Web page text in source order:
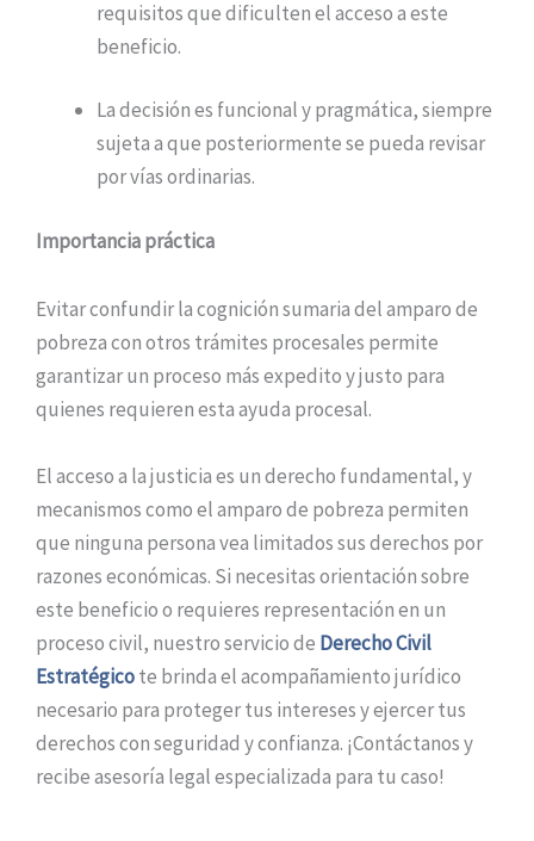
requisitos que dificulten el acceso a este
beneficio.
La decisión es funcional y pragmática, siempre
sujeta a que posteriormente se pueda revisar
por vías ordinarias.
Importancia práctica
Evitar confundir la cognición sumaria del amparo de
pobreza con otros trámites procesales permite
garantizar un proceso más expedito y justo para
quienes requieren esta ayuda procesal.
El acceso a la justicia es un derecho fundamental, y
mecanismos como el amparo de pobreza permiten
que ninguna persona vea limitados sus derechos por
razones económicas. Si necesitas orientación sobre
este beneficio o requieres representación en un
proceso civil, nuestro servicio de Derecho Civil
Estratégicote brinda el acompañamiento jurídico
necesario para proteger tus intereses y ejercer tus
derechos con seguridad y confianza. ¡Contáctanos y
recibe asesoría legal especializada para tu caso!